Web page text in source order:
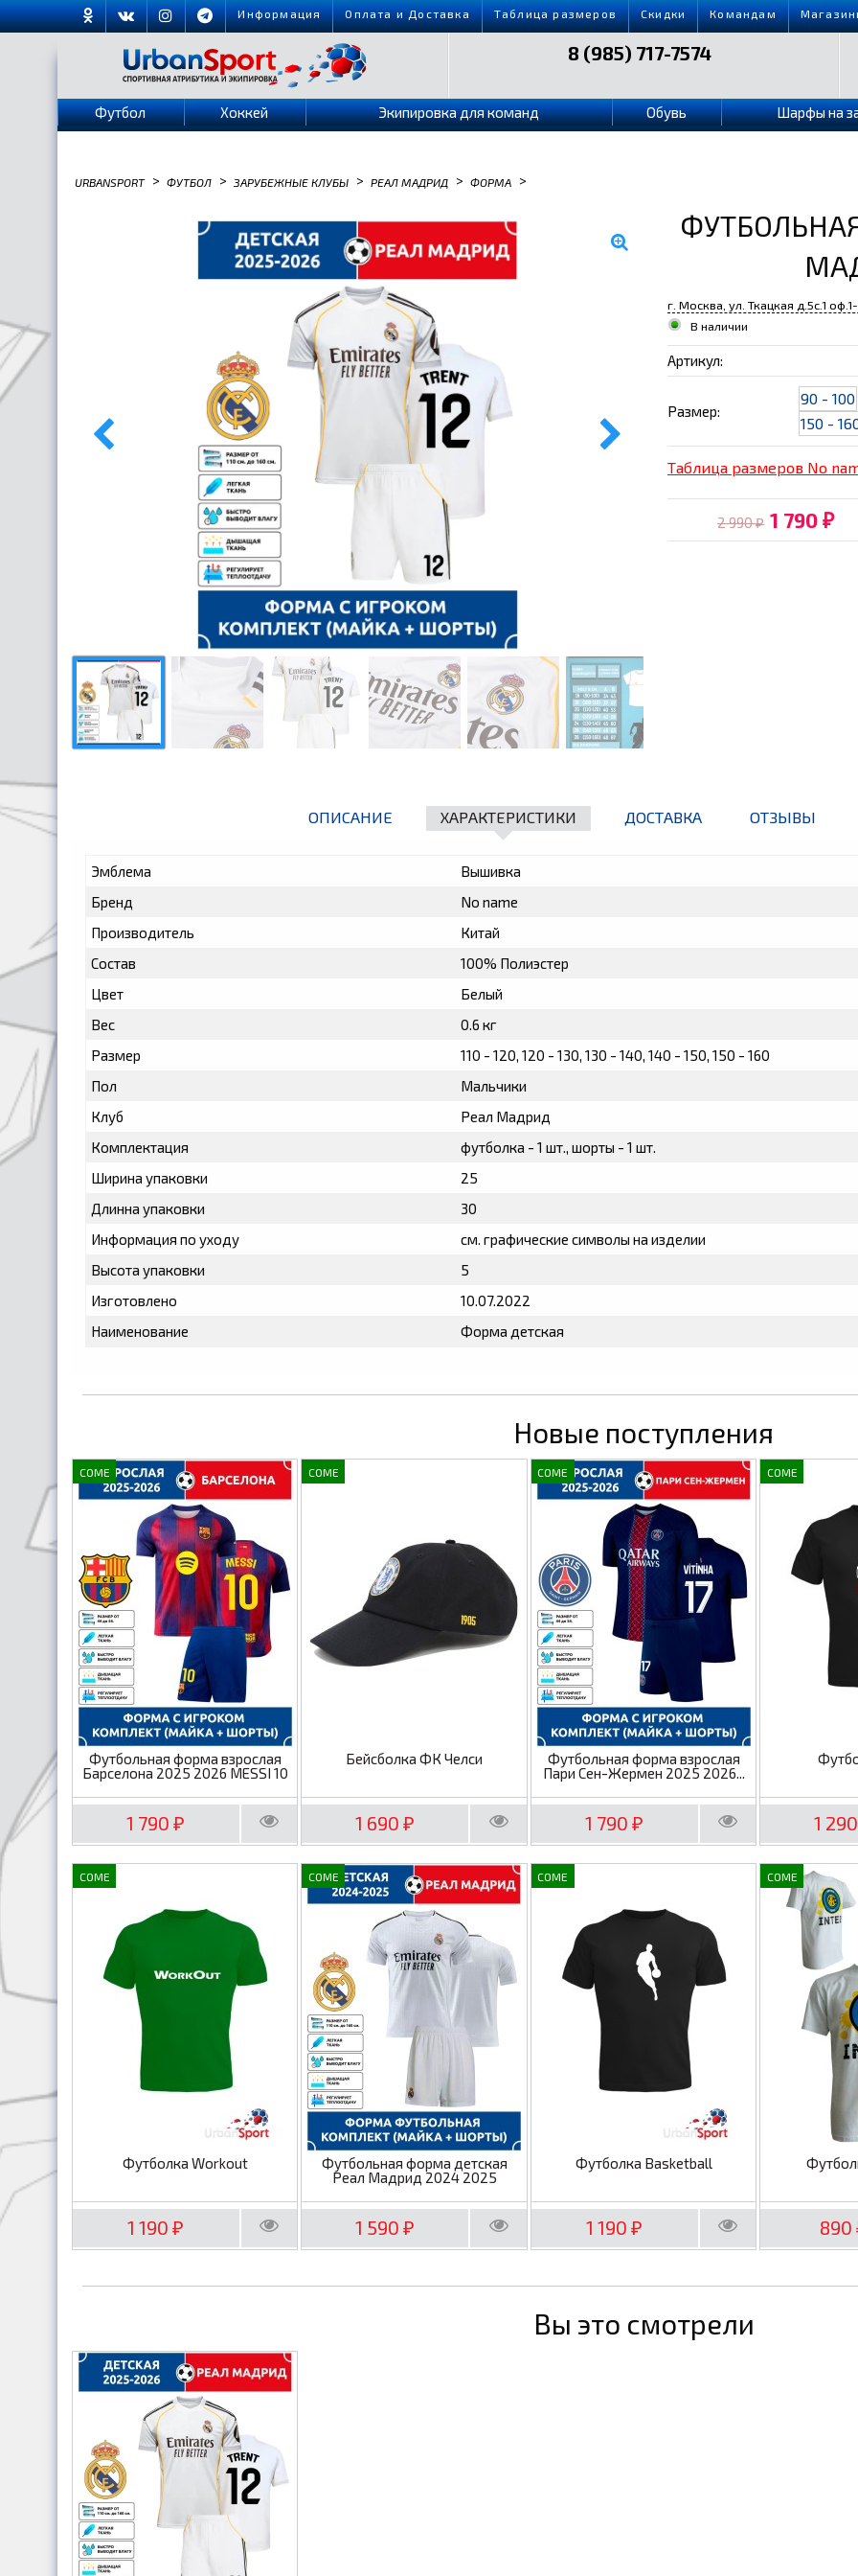
Информация Оплата и Доставка Таблица размеров Скидки Командам
8 (985) 717-7574
Футбол Хоккей Экипировка для команд Обувь Шарфы на
URBANSPORT > ФУТБОЛ > ЗАРУБЕЖНЫЕ КЛУБЫ > РЕАЛ МАДРИД > ФОРМА >
г. Москва, ул. Ткацкая д.5с.1
В наличии
Артикул:
Размер:
90 - 100
150 -
Таблица размеров No
2 990₽ 1 790₽
ОПИСАНИЕ ХАРАКТЕРИСТИКИ ДОСТАВКА ОТЗЫВЫ
Эмблема
Вышивка
Бренд
No name
Производитель
Китай
Состав
100% Полиэстер
Цвет
Белый
Вес
0.6 кг
Размер
110 - 120, 120 - 130, 130 - 140, 140 - 150, 150 - 160
Пол
Мальчики
Клуб
Реал Мадрид
Комплектация
футболка - 1 шт., шорты - 1 шт.
Ширина упаковки
25
Длинна упаковки
30
Информация по уходу
см. графические символы на изделии
Высота упаковки
5
Изготовлено
10.07.2022
Наименование
Форма детская
Новые поступления
COME
Футбольная форма взрослая
Барселона 2025 2026 MESSI 10
1 790₽
COME
Бейсболка ФК Челси
1 690₽
COME
Футбольная форма взрослая
Пари Сен-Жермен 2025 2026...
1 790₽
COME
1
COME
Футболка Workout
1 190₽
COME
Футбольная форма детская
Реал Мадрид 2024 2025
1 590₽
COME
Футболка Basketball
1 190₽
COME
890
Вы это смотрели